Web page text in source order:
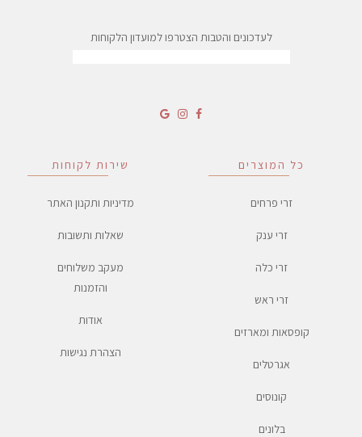
כל המוצרים
זרי פרחים
זרי ענק
זרי כלה
זרי ראש
קופסאות ומארזים
אגרטלים
קונוסים
בלונים
שירות לקוחות
מדיניות ותקנון האתר
שאלות ותשובות
מעקב משלוחים
והזמנות
אודות
הצהרת נגישות
לעדכונים והטבות הצטרפו למועדון הלקוחות